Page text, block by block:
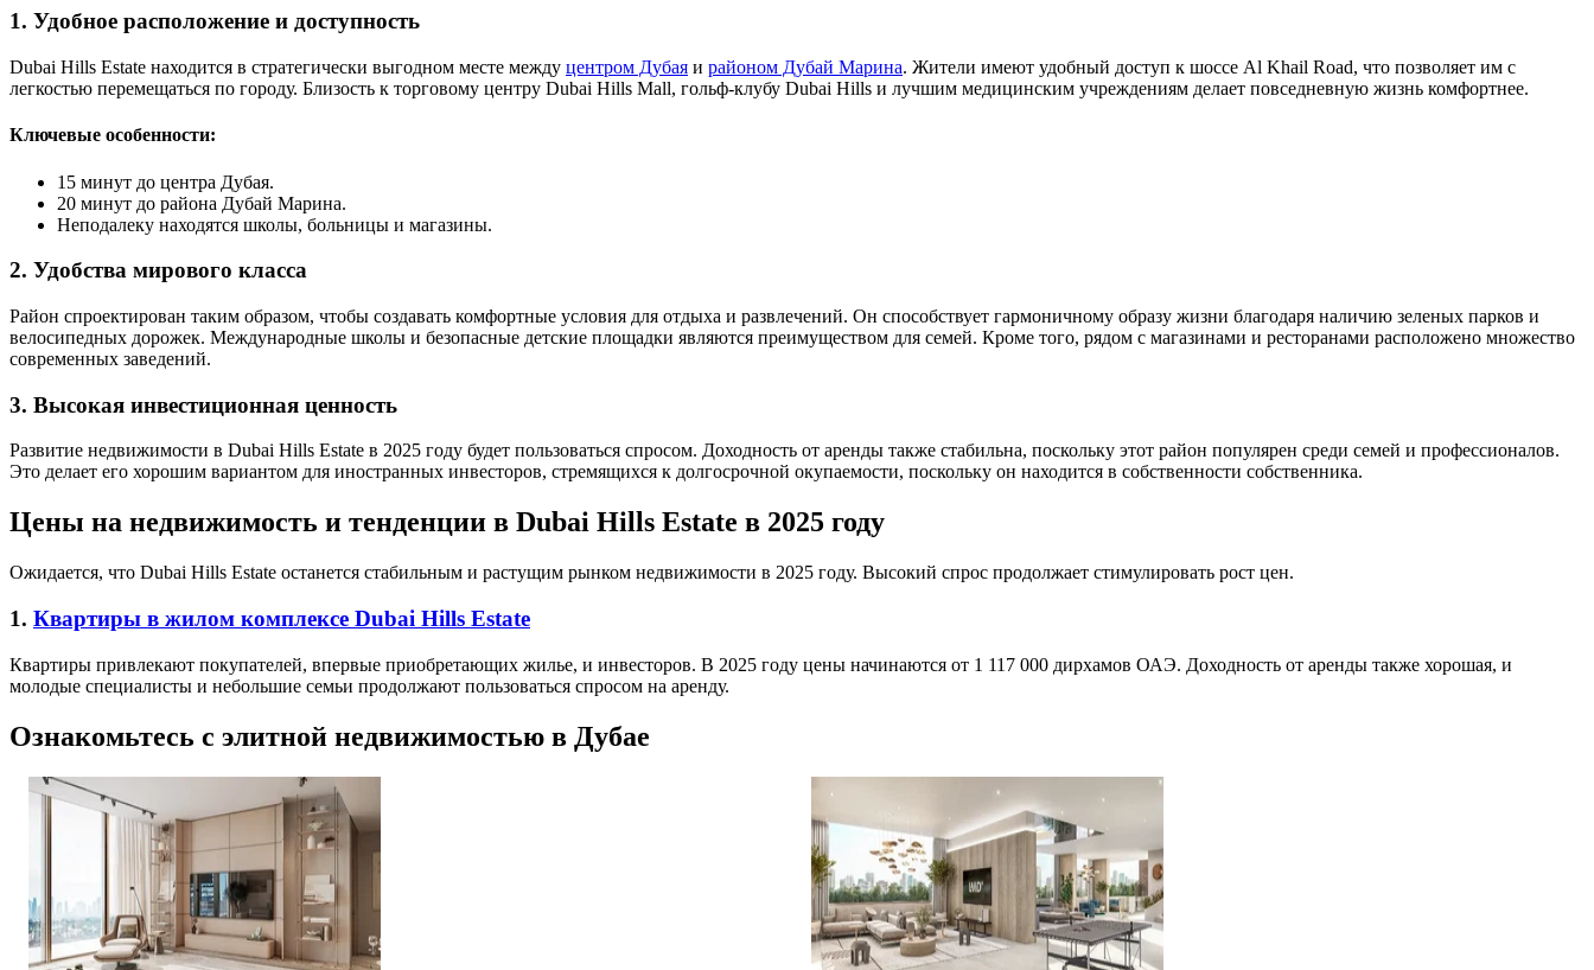
1. Удобное расположение и доступность
Dubai Hills Estate находится в стратегически выгодном месте между центром Дубая и районом Дубай Марина. Жители имеют удобный доступ к шоссе Al Khail Road, что позволяет им с
легкостью перемещаться по городу. Близость к торговому центру Dubai Hills Mall, гольф-клубу Dubai Hills и лучшим медицинским учреждениям делает повседневную жизнь комфортнее.
Ключевые особенности:
15 минут до центра Дубая.
20 минут до района Дубай Марина.
Неподалеку находятся школы, больницы и магазины.
2. Удобства мирового класса
Район спроектирован таким образом, чтобы создавать комфортные условия для отдыха и развлечений. Он способствует гармоничному образу жизни благодаря наличию зеленых парков и
велосипедных дорожек. Международные школы и безопасные детские площадки являются преимуществом для семей. Кроме того, рядом с магазинами и ресторанами расположено множество
современных заведений.
3. Высокая инвестиционная ценность
Развитие недвижимости в Dubai Hills Estate в 2025 году будет пользоваться спросом. Доходность от аренды также стабильна, поскольку этот район популярен среди семей и профессионалов.
Это делает его хорошим вариантом для иностранных инвесторов, стремящихся к долгосрочной окупаемости, поскольку он находится в собственности собственника.
Цены на недвижимость и тенденции в Dubai Hills Estate в 2025 году
Ожидается, что Dubai Hills Estate останется стабильным и растущим рынком недвижимости в 2025 году. Высокий спрос продолжает стимулировать рост цен.
1. Квартиры в жилом комплексе Dubai Hills Estate
Квартиры привлекают покупателей, впервые приобретающих жилье, и инвесторов. В 2025 году цены начинаются от 1 117 000 дирхамов ОАЭ. Доходность от аренды также хорошая, и
молодые специалисты и небольшие семьи продолжают пользоваться спросом на аренду.
Ознакомьтесь с элитной недвижимостью в Дубае